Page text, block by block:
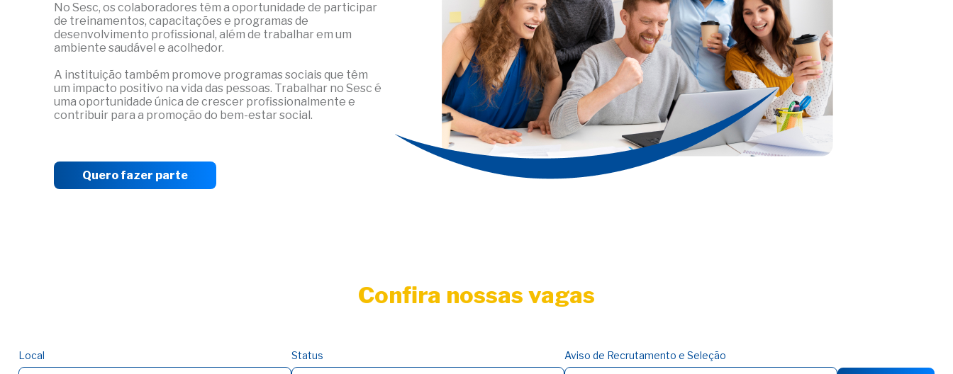
No Sesc, os colaboradores têm a oportunidade de participar
de treinamentos, capacitações e programas de
desenvolvimento profissional, além de trabalhar em um
ambiente saudável e acolhedor.
A instituição também promove programas sociais que têm
um impacto positivo na vida das pessoas. Trabalhar no Sesc é
uma oportunidade única de crescer profissionalmente e
contribuir para a promoção do bem-estar social.
Quero fazer parte
Confira nossas vagas
Local Status Aviso de Recrutamento e Seleção